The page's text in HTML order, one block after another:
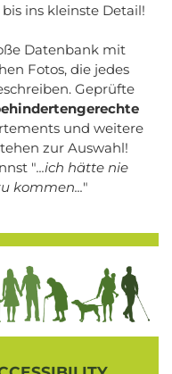
bis ins kleinste Detail!
Datenbank mit
Fotos, die jedes
Geprüfte
und weitere
zur Auswahl!
"...ich hätte nie
kommen..."